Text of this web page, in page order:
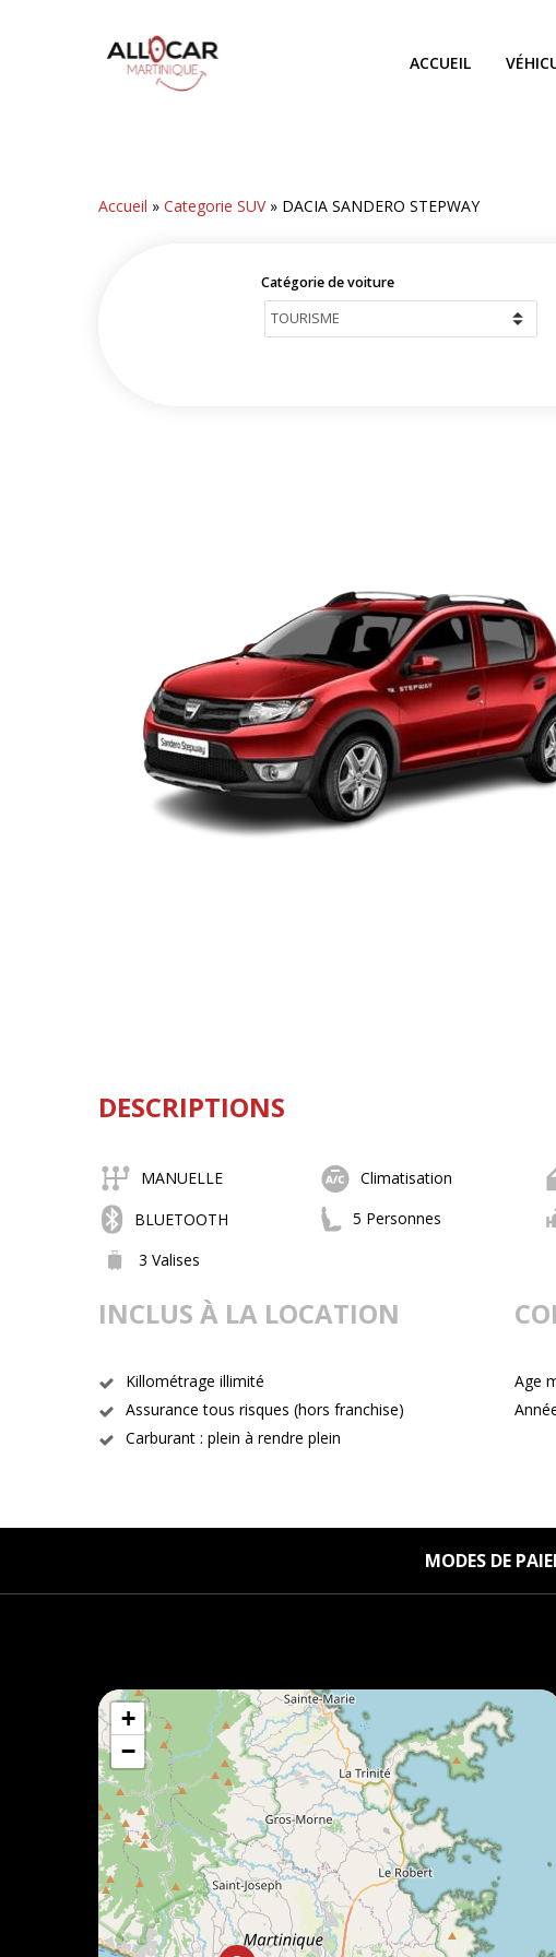
ACCUEIL
Accueil »Categorie SUV» DACIA SANDERO STEPWAY
Catégorie de voiture
DESCRIPTIONS
MANUELLE Climatisation
BLUETOOTH
5 Personnes
3 Valises
INCLUS À LA LOCATION
Killométrage illimité
Assurance tous risques (hors franchise)
Carburant : plein à rendre plein
Age
MODES DE
+
−